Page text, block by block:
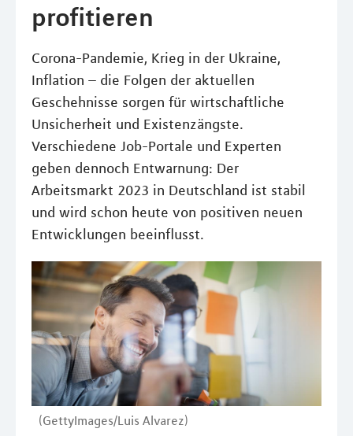
profitieren
Corona-Pandemie, Krieg in der Ukraine,
Inflation – die Folgen der aktuellen
Geschehnisse sorgen für wirtschaftliche
Unsicherheit und Existenzängste.
Verschiedene Job-Portale und Experten
geben dennoch Entwarnung: Der
Arbeitsmarkt 2023 in Deutschland ist stabil
und wird schon heute von positiven neuen
Entwicklungen beeinflusst.
(GettyImages/Luis Alvarez)